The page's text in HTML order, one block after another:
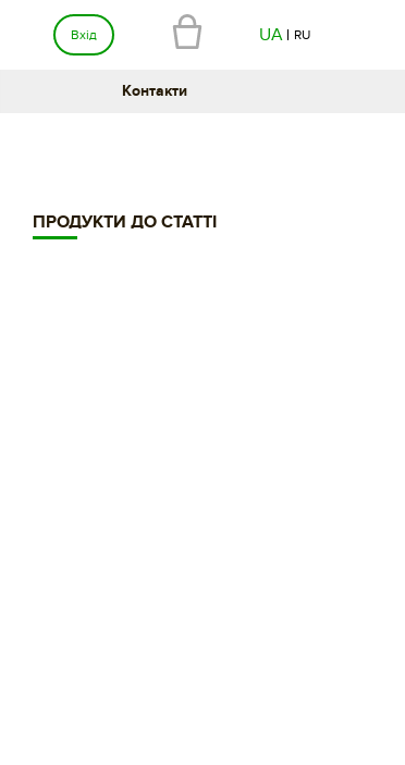
Вхід UA RU
Контакти
ПРОДУКТИ ДО СТАТТІ